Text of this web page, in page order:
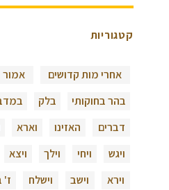
קטגוריות
אחרי מות קדושים אמור
בהר בחוקותי
בלק
דברים
האזינו וארא
ויגש
ויחי וילך ויצא
וירא
וישב וישלח ז'